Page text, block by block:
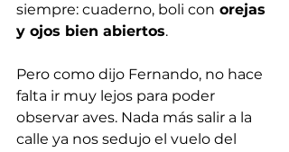
siempre: cuaderno, boli con orejas
y ojos bien abiertos.
Pero como dijo Fernando, no hace
falta ir muy lejos para poder
observar aves. Nada más salir a la
calle ya nos sedujo el vuelo del